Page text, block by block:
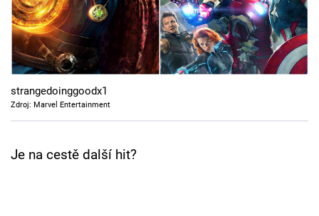
Pořady
TV Program
Sledujte prima+
strangedoinggoodx1
Zdroj: Marvel Entertainment
Je na cestě další hit?